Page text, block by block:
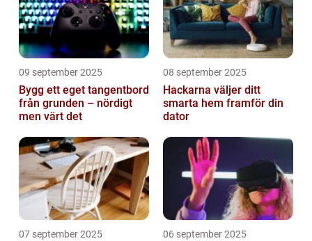
09 september 2025
Bygg ett eget tangentbord
från grunden – nördigt
men värt det
08 september 2025
Hackarna väljer ditt
smarta hem framför din
dator
07 september 2025 06 september 2025